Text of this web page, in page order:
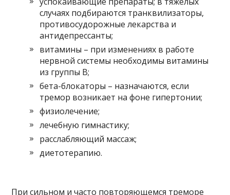
случаях подбираются транквилизаторы,
противосудорожные лекарства и
антидепрессанты;
витамины – при изменениях в работе
нервной системы необходимы витамины
из группы В;
бета-блокаторы – назначаются, если
тремор возникает на фоне гипертонии;
физиолечение;
лечебную гимнастику;
расслабляющий массаж;
диетотерапию.
При сильном и часто повторяющемся треморе